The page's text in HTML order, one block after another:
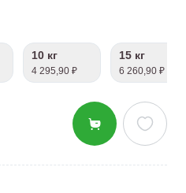
10 кг
4 295,90 ₽
15 кг
6 260,90 ₽